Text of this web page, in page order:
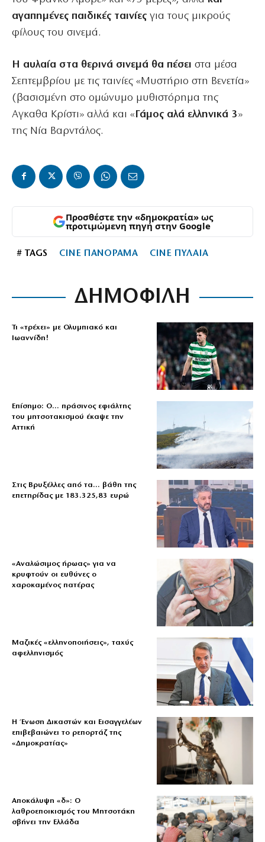
αγαπημένες παιδικές ταινίες για τους μικρούς
φίλους του σινεμά.
Η αυλαία στα θερινά σινεμά θα πέσει στα μέσα
Σεπτεμβρίου με τις ταινίες «Μυστήριο στη Βενετία»
(βασισμένη στο ομώνυμο μυθιστόρημα της
Αγκαθα Κρίστι» αλλά και « Γάμος αλά ελληνικά 3»
της Νία Βαρντάλος.
Προσθέστε την «δημοκρατία» ως
προτιμώμενη πηγή στην Google
# TAGS CINE ΠΑΝΟΡΑΜΑ CINE ΠΥΛΑΙΑ
ΔΗΜΟΦΙΛΗ
Τι «τρέχει» με Ολυμπιακό και
Ιωαννίδη!
Επίσημο: Ο… πράσινος εφιάλτης
του μητσοτακισμού έκαψε την
Αττική
Στις Βρυξέλλες από τα… βάθη της
επετηρίδας με 183.325,83 ευρώ
«Aναλώσιμος ήρωας» για να
κρυφτούν οι ευθύνες ο
χαροκαμένος πατέρας
Μαζικές «ελληνοποιήσεις», ταχύς
αφελληνισμός
Η Ένωση Δικαστών και Εισαγγελέων
επιβεβαιώνει το ρεπορτάζ της
«Δημοκρατίας»
Αποκάλυψη «δ»: Ο
λαθροεποικισμός του Μητσοτάκη
σβήνει την Ελλάδα